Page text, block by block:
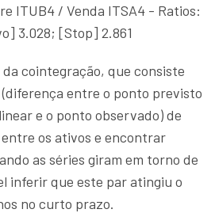
ITUB4 / Venda ITSA4 - Ratios:
3.028; [Stop] 2.861
cointegração, que consiste
entre o ponto previsto
e o ponto observado) de
os ativos e encontrar
as séries giram em torno de
inferir que este par atingiu o
no curto prazo.